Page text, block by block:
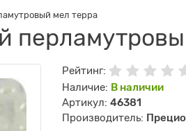
мел терра
Рейтинг:
Наличие: В наличии
Артикул: 46381
Производитель: